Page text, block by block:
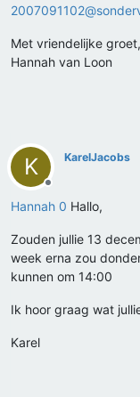
Met vriendelijke groet,
Hannah van Loon
K
Offline
KarelJacobs
Hannah 0 Hallo,
Zouden jullie 13
week erna zou
kunnen om 14:00
Ik hoor graag wat
Karel